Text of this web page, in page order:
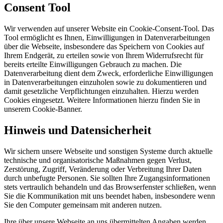
Consent Tool
Wir verwenden auf unserer Website ein Cookie-Consent-Tool. Das
Tool ermöglicht es Ihnen, Einwilligungen in Datenverarbeitungen
über die Webseite, insbesondere das Speichern von Cookies auf
Ihrem Endgerät, zu erteilen sowie von Ihrem Widerrufsrecht für
bereits erteilte Einwilligungen Gebrauch zu machen. Die
Datenverarbeitung dient dem Zweck, erforderliche Einwilligungen
in Datenverarbeitungen einzuholen sowie zu dokumentieren und
damit gesetzliche Verpflichtungen einzuhalten. Hierzu werden
Cookies eingesetzt. Weitere Informationen hierzu finden Sie in
unserem Cookie-Banner.
Hinweis und Datensicherheit
Wir sichern unsere Webseite und sonstigen Systeme durch aktuelle
technische und organisatorische Maßnahmen gegen Verlust,
Zerstörung, Zugriff, Veränderung oder Verbreitung Ihrer Daten
durch unbefugte Personen. Sie sollten Ihre Zugangsinformationen
stets vertraulich behandeln und das Browserfenster schließen, wenn
Sie die Kommunikation mit uns beendet haben, insbesondere wenn
Sie den Computer gemeinsam mit anderen nutzen.